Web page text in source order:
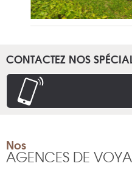
CONTACTEZ NOS
Nos
AGENCES DE